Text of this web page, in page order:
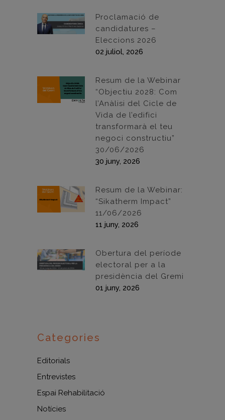
Proclamació de
candidatures –
Eleccions 2026
02 juliol, 2026
Resum de la Webinar
“Objectiu 2028: Com
l’Anàlisi del Cicle de
Vida de l’edifici
transformarà el teu
negoci constructiu”
30/06/2026
30 juny, 2026
Resum de la Webinar:
“Sikatherm Impact”
11/06/2026
11 juny, 2026
Obertura del període
electoral per a la
presidència del Gremi
01 juny, 2026
Categories
Editorials
Entrevistes
Espai Rehabilitació
Notícies